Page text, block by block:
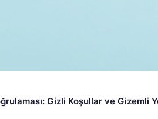
Gizli Koşullar ve Gizemli